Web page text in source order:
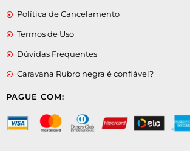
Política de Cancelamento
Termos de Uso
Dúvidas Frequentes
Caravana Rubro negra é confiável?
PAGUE COM: